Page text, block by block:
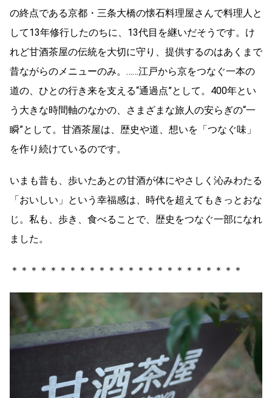
の終点である京都・三条大橋の懐石料理屋さんで料理人と
して13年修行したのちに、13代目を継いだそうです。け
れど甘酒茶屋の伝統を大切に守り、提供するのはあくまで
昔ながらのメニューのみ。……江戸から京をつなぐ一本の
道の、ひとの行き来を支える“通過点”として。400年とい
う大きな時間軸のなかの、さまざまな旅人の安らぎの“一
瞬”として。甘酒茶屋は、歴史や道、想いを「つなぐ味」
を作り続けているのです。
いまも昔も、歩いたあとの甘酒が体にやさしく沁みわたる
「おいしい」という幸福感は、時代を超えてもきっとおな
じ。私も、歩き、食べることで、歴史をつなぐ一部になれ
ました。
＊＊＊＊＊＊＊＊＊＊＊＊＊＊＊＊＊＊＊＊＊＊＊＊